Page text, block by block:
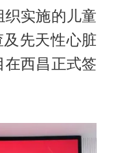
实施的儿童
及先天性心脏
西昌正式签